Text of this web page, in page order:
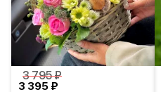
3 395 ₽
3 795 ₽